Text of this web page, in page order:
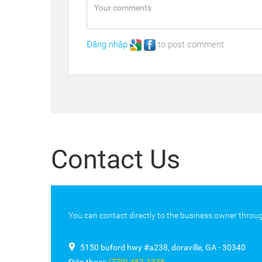
Đăng nhập to post comment
Contact Us
You can contact directly to the business owner
5150 buford hwy #a238, doraville, GA - 30340